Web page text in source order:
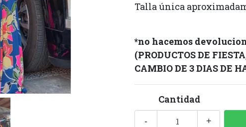
Talla única
*no hacemos
(PRODUCTOS DE
CAMBIO DE 3 DIAS DE
Cantidad
+
-